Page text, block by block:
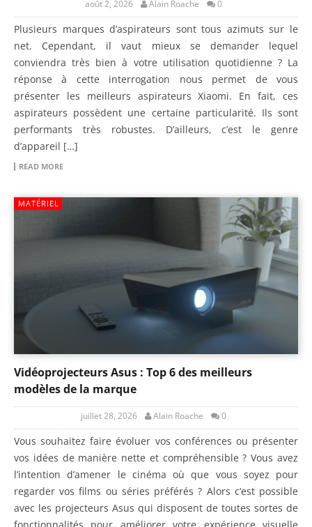
août 2, 2026 Alain Roache 0
Plusieurs marques d’aspirateurs sont tous azimuts sur le
net. Cependant, il vaut mieux se demander lequel
conviendra très bien à votre utilisation quotidienne ? La
réponse à cette interrogation nous permet de vous
présenter les meilleurs aspirateurs Xiaomi. En fait, ces
aspirateurs possèdent une certaine particularité. Ils sont
performants très robustes. D’ailleurs, c’est le genre
d’appareil […]
READ MORE
MATÉRIEL
Vidéoprojecteurs Asus : Top 6 des meilleurs
modèles de la marque
juillet 28, 2026 Alain Roache 0
Vous souhaitez faire évoluer vos conférences ou présenter
vos idées de manière nette et compréhensible ? Vous avez
l’intention d’amener le cinéma où que vous soyez pour
regarder vos films ou séries préférés ? Alors c’est possible
avec les projecteurs Asus qui disposent de toutes sortes de
fonctionnalités pour améliorer votre expérience visuelle